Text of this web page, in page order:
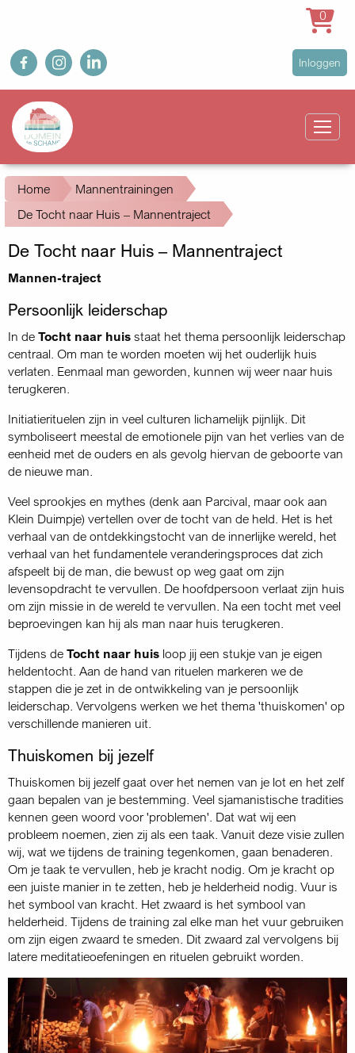
Overslaan
en
naar
inhoud
gaan
fb ig in
User
account
Inloggen
Main
navigation
0
Kruimelpad
Home
Mannentrainingen
De Tocht naar Huis – Mannentraject
De Tocht naar Huis – Mannentraject
Mannen-traject
Persoonlijk leiderschap
In de Tocht naar huis staat het thema persoonlijk leiderschap
centraal. Om man te worden moeten wij het ouderlijk huis
verlaten. Eenmaal man geworden, kunnen wij weer naar huis
terugkeren.
Initiatierituelen zijn in veel culturen lichamelijk pijnlijk. Dit
symboliseert meestal de emotionele pijn van het verlies van de
eenheid met de ouders en als gevolg hiervan de geboorte van
de nieuwe man.
Veel sprookjes en mythes (denk aan Parcival, maar ook aan
Klein Duimpje) vertellen over de tocht van de held. Het is het
verhaal van de ontdekkingstocht van de innerlijke wereld, het
verhaal van het fundamentele veranderingsproces dat zich
afspeelt bij de man, die bewust op weg gaat om zijn
levensopdracht te vervullen. De hoofdpersoon verlaat zijn huis
om zijn missie in de wereld te vervullen. Na een tocht met veel
beproevingen kan hij als man naar huis terugkeren.
Tijdens de Tocht naar huis loop jij een stukje van je eigen
heldentocht. Aan de hand van rituelen markeren we de
stappen die je zet in de ontwikkeling van je persoonlijk
leiderschap. Vervolgens werken we het thema 'thuiskomen' op
verschillende manieren uit.
Thuiskomen bij jezelf
Thuiskomen bij jezelf gaat over het nemen van je lot en het zelf
gaan bepalen van je bestemming. Veel sjamanistische tradities
kennen geen woord voor 'problemen'. Dat wat wij een
probleem noemen, zien zij als een taak. Vanuit deze visie zullen
wij, wat we tijdens de training tegenkomen, gaan benaderen.
Om je taak te vervullen, heb je kracht nodig. Om je kracht op
een juiste manier in te zetten, heb je helderheid nodig. Vuur is
het symbool van kracht. Het zwaard is het symbool van
helderheid. Tijdens de training zal elke man het vuur gebruiken
om zijn eigen zwaard te smeden. Dit zwaard zal vervolgens bij
latere meditatieoefeningen en rituelen gebruikt worden.